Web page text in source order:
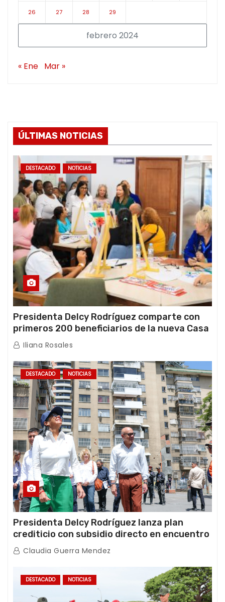
febrero 2024
26 27 28 29
« Ene Mar »
ÚLTIMAS NOTICIAS
DESTACADO NOTICIAS
Presidenta Delcy Rodríguez comparte con
primeros 200 beneficiarios de la nueva Casa
de los Abuelos “La Primavera” en Caracas
Iliana Rosales
DESTACADO NOTICIAS
Presidenta Delcy Rodríguez lanza plan
crediticio con subsidio directo en encuentro
con Juntas de Condominio
Claudia Guerra Mendez
DESTACADO NOTICIAS